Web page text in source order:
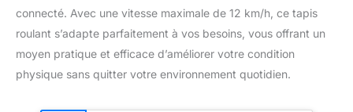
connecté. Avec une vitesse maximale de 12 km/h, ce tapis
roulant s’adapte parfaitement à vos besoins, vous offrant un
moyen pratique et efficace d’améliorer votre condition
physique sans quitter votre environnement quotidien.